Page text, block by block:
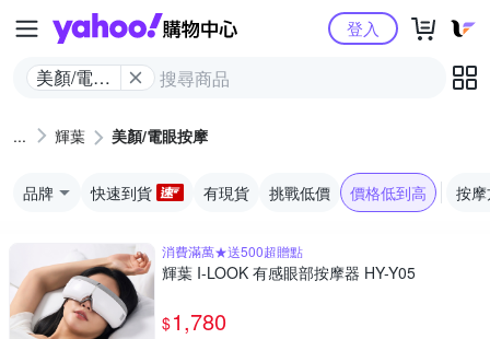
Yahoo購物中心
美顏/電眼
登入
輝葉 美顏/電眼按摩
品牌 快速到貨 有現貨 挑戰低價 價格低到高 按
消費滿萬★送500超贈點
輝葉 I-LOOK 有感眼部按摩器 HY-Y05
$1,780